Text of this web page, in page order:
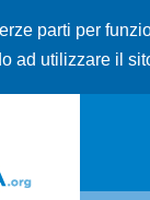
parti per
ad utilizzare il